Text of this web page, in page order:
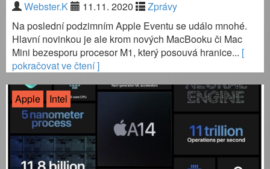
Webster.K 11.11. 2020
Zprávy
Na poslední podzimním Apple Eventu se událo mnohé.
Hlavní novinkou je ale krom nových MacBooku či Mac
Mini bezesporu procesor M1, který posouvá hranice... [
pokračovat ve čtení ]
Apple Intel